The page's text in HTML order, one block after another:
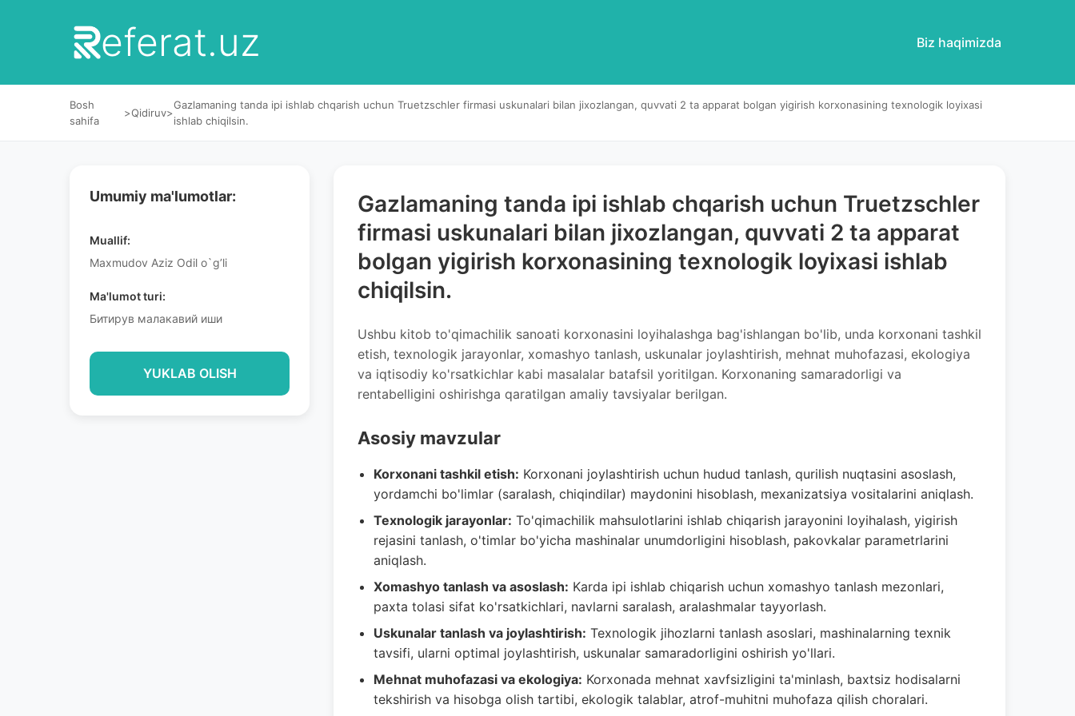
eferat.uz Biz haqimizda
Bosh
sahifa
>Qidiruv>
Gazlamaning tanda ipi ishlab chqarish uchun Truetzschler firmasi uskunalari bilan jixozlangan, quvvati 2 ta apparat bolgan yigirish korxonasining texnologik loyixasi
ishlab chiqilsin.
Umumiy ma'lumotlar:
Muallif:
Maxmudov Аziz Odil o`g’li
Ma'lumot turi:
Битирув малакавий иши
YUKLAB OLISH
Gazlamaning tanda ipi ishlab chqarish uchun Truetzschler
firmasi uskunalari bilan jixozlangan, quvvati 2 ta apparat
bolgan yigirish korxonasining texnologik loyixasi ishlab
chiqilsin.
Ushbu kitob to'qimachilik sanoati korxonasini loyihalashga bag'ishlangan bo'lib, unda korxonani tashkil
etish, texnologik jarayonlar, xomashyo tanlash, uskunalar joylashtirish, mehnat muhofazasi, ekologiya
va iqtisodiy ko'rsatkichlar kabi masalalar batafsil yoritilgan. Korxonaning samaradorligi va
rentabelligini oshirishga qaratilgan amaliy tavsiyalar berilgan.
Asosiy mavzular
Korxonani tashkil etish: Korxonani joylashtirish uchun hudud tanlash, qurilish nuqtasini asoslash,
yordamchi bo'limlar (saralash, chiqindilar) maydonini hisoblash, mexanizatsiya vositalarini aniqlash.
Texnologik jarayonlar: To'qimachilik mahsulotlarini ishlab chiqarish jarayonini loyihalash, yigirish
rejasini tanlash, o'timlar bo'yicha mashinalar unumdorligini hisoblash, pakovkalar parametrlarini
aniqlash.
Xomashyo tanlash va asoslash: Karda ipi ishlab chiqarish uchun xomashyo tanlash mezonlari,
paxta tolasi sifat ko'rsatkichlari, navlarni saralash, aralashmalar tayyorlash.
Uskunalar tanlash va joylashtirish: Texnologik jihozlarni tanlash asoslari, mashinalarning texnik
tavsifi, ularni optimal joylashtirish, uskunalar samaradorligini oshirish yo'llari.
Mehnat muhofazasi va ekologiya: Korxonada mehnat xavfsizligini ta'minlash, baxtsiz hodisalarni
tekshirish va hisobga olish tartibi, ekologik talablar, atrof-muhitni muhofaza qilish choralari.